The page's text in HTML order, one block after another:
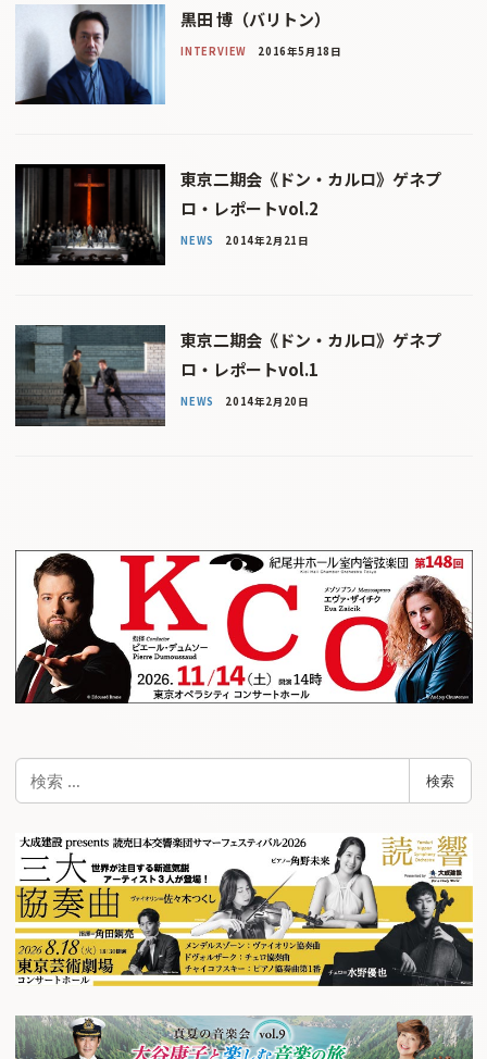
黒田 博（バリトン）
INTERVIEW 2016年5月18日
東京二期会《ドン・カルロ》ゲネプ
ロ・レポートvol.2
NEWS 2014年2月21日
東京二期会《ドン・カルロ》ゲネプ
ロ・レポートvol.1
NEWS 2014年2月20日
検
索
検索